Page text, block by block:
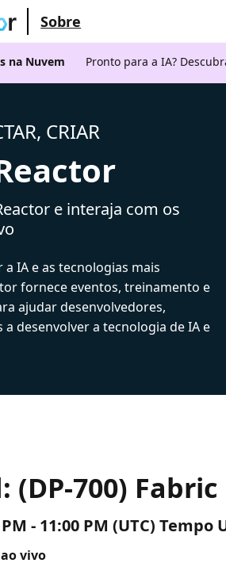
Sobre
na Nuvem Pronto para a IA?
CRIAR
e interaja com os
IA e as tecnologias mais
fornece eventos, treinamento e
ajudar desenvolvedores,
desenvolver a tecnologia de IA e
700)
- 11:00 PM (UTC)
vivo